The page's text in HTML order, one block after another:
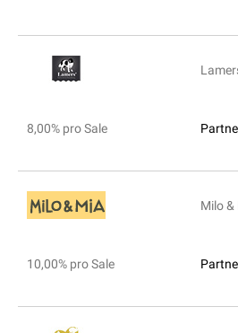
8,00% pro Sale
Milo &
10,00% pro Sale